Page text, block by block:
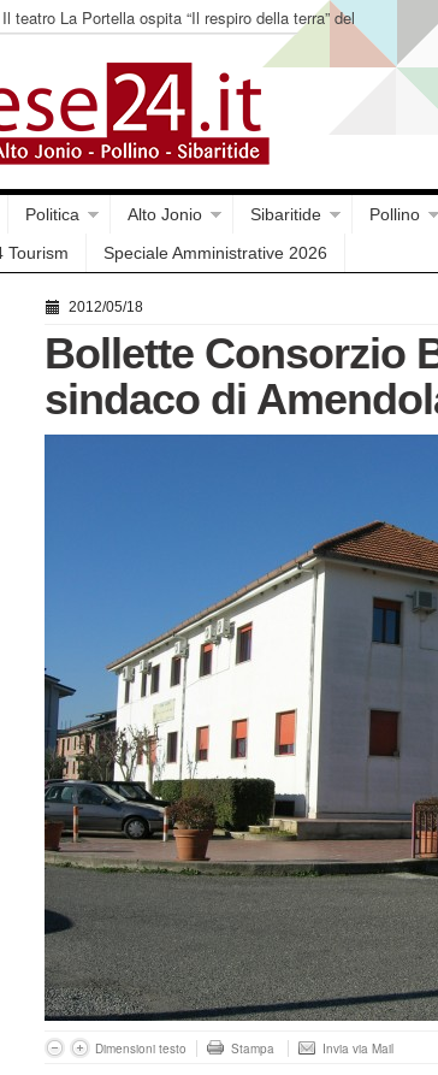
teatro La Portella ospita “Il respiro della terra” del
365
Politica Alto Jonio Sibaritide Pollino
Tourism Speciale Amministrative 2026
2012/05/18
Bollette Consorzio
sindaco di
Dimensioni testo Stampa Invia via Mail